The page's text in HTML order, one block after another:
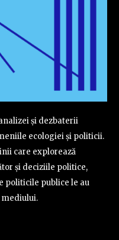
și dezbaterii
ecologiei și politicii.
care explorează
și deciziile politice,
politicile publice le au